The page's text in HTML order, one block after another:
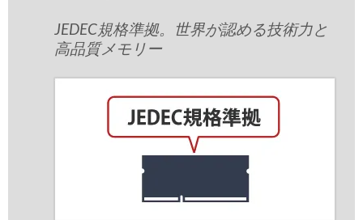
JEDEC規格準拠。世界が認める技術力と
高品質メモリー